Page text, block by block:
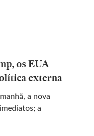
os EUA
externa
a nova
a